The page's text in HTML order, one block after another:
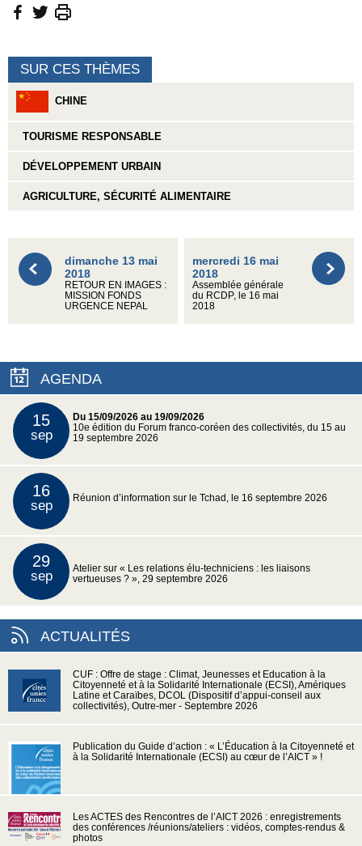
SUR CES THÈMES
CHINE
TOURISME RESPONSABLE
DÉVELOPPEMENT URBAIN
AGRICULTURE, SÉCURITÉ ALIMENTAIRE
dimanche 13 mai
2018
RETOUR EN IMAGES :
MISSION FONDS
URGENCE NEPAL
mercredi 16 mai
2018
Assemblée générale
du RCDP, le 16 mai
2018
AGENDA
15
sep
Du 15/09/2026 au 19/09/2026
10e édition du Forum franco-coréen des collectivités, du 15 au
19 septembre 2026
16
sep Réunion d’information sur le Tchad, le 16 septembre 2026
29
sep
Atelier sur « Les relations élu-techniciens : les liaisons
vertueuses ? », 29 septembre 2026
ACTUALITÉS
CUF : Offre de stage : Climat, Jeunesses et Education à la
Citoyenneté et à la Solidarité Internationale (ECSI), Amériques
Latine et Caraïbes, DCOL (Dispositif d’appui-conseil aux
collectivités), Outre-mer - Septembre 2026
Publication du Guide d’action : « L’Éducation à la Citoyenneté et
à la Solidarité Internationale (ECSI) au cœur de l’AICT » !
Les ACTES des Rencontres de l’AICT 2026 : enregistrements
des conférences /réunions/ateliers : vidéos, comptes-rendus &
photos